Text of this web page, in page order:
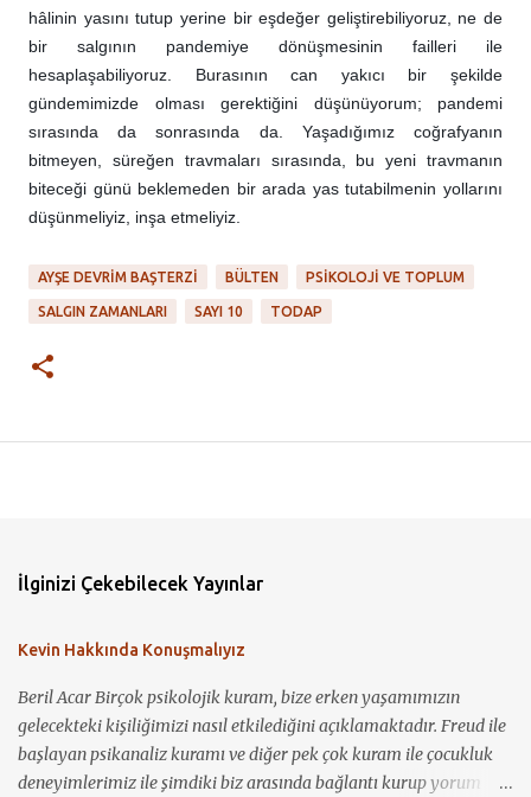
hâlinin yasını tutup yerine bir eşdeğer geliştirebiliyoruz, ne de
bir salgının pandemiye dönüşmesinin failleri ile
hesaplaşabiliyoruz. Burasının can yakıcı bir şekilde
gündemimizde olması gerektiğini düşünüyorum; pandemi
sırasında da sonrasında da. Yaşadığımız coğrafyanın
bitmeyen, süreğen travmaları sırasında, bu yeni travmanın
biteceği günü beklemeden bir arada yas tutabilmenin yollarını
düşünmeliyiz, inşa etmeliyiz.
AYŞE DEVRIM BAŞTERZI BÜLTEN PSIKOLOJI VE TOPLUM
SALGIN ZAMANLARI SAYI 10 TODAP
İlginizi Çekebilecek Yayınlar
Kevin Hakkında Konuşmalıyız
Beril Acar Birçok psikolojik kuram, bize erken yaşamımızın
gelecekteki kişiliğimizi nasıl etkilediğini açıklamaktadır. Freud ile
başlayan psikanaliz kuramı ve diğer pek çok kuram ile çocukluk
deneyimlerimiz ile şimdiki biz arasında bağlantı kurup yorum